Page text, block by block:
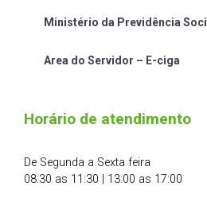
Ministério da Previdência
Area do Servidor – E-ciga
Horário de atendimento
De Segunda a Sexta feira
08:30 as 11:30 | 13:00 as 17:00